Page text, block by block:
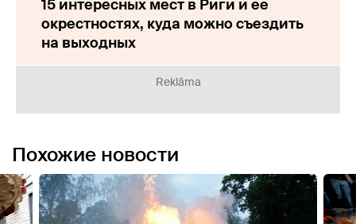
15 интересных мест в Риги и ее
окрестностях, куда можно съездить
на выходных
Reklāma
Похожие новости